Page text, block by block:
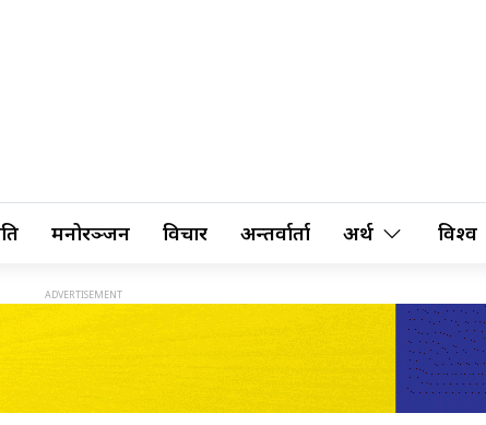
मनोरञ्जन विचार अन्तर्वार्ता अर्थ विश्व